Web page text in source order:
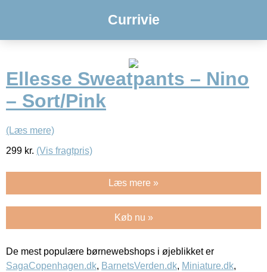
Currivie
Ellesse Sweatpants – Nino
– Sort/Pink
(Læs mere)
299 kr. (Vis fragtpris)
Læs mere »
Køb nu »
De mest populære børnewebshops i øjeblikket er
SagaCopenhagen.dk, BarnetsVerden.dk, Miniature.dk,